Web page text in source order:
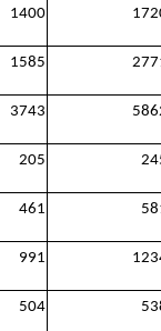
1400
1585
3743
205
461
991
504